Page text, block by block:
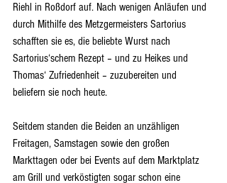
Riehl in Roßdorf auf. Nach wenigen Anläufen und
durch Mithilfe des Metzgermeisters Sartorius
schafften sie es, die beliebte Wurst nach
Sartorius‘schem Rezept – und zu Heikes und
Thomas‘ Zufriedenheit – zuzubereiten und
beliefern sie noch heute.
Seitdem standen die Beiden an unzähligen
Freitagen, Samstagen sowie den großen
Markttagen oder bei Events auf dem Marktplatz
am Grill und verköstigten sogar schon eine